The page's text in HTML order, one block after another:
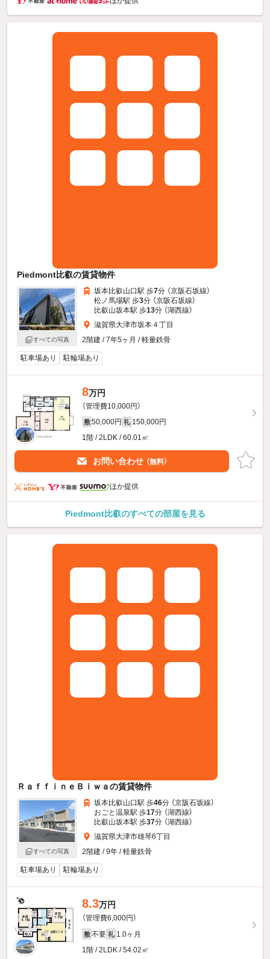
Piedmont比叡の賃貸物件
すべての写真
坂本比叡山口駅 歩7分 （京阪石坂線）
松ノ馬場駅 歩3分 （京阪石坂線）
比叡山坂本駅 歩13分 （湖西線）
滋賀県大津市坂本４丁目
2階建 / 7年5ヶ月 / 軽量鉄骨
駐車場あり 駐輪場あり
8万円
（管理費10,000円）
敷 50,000円 礼 150,000円
1階 / 2LDK / 60.01㎡
お問い合わせ （無料）
ほか提供
Piedmont比叡のすべての部屋を見る
ＲａｆｆｉｎｅＢｉｗａの賃貸物件
すべての写真
坂本比叡山口駅 歩46分 （京阪石坂線）
おごと温泉駅 歩17分 （湖西線）
比叡山坂本駅 歩37分 （湖西線）
滋賀県大津市雄琴6丁目
2階建 / 9年 / 軽量鉄骨
駐車場あり 駐輪場あり
8.3万円
（管理費6,000円）
敷 不要 礼 1.0ヶ月
1階 / 2LDK / 54.02㎡